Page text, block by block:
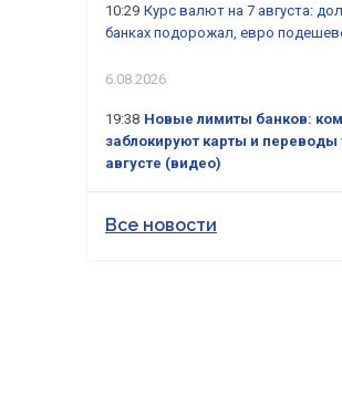
10:29 Курс валют на 7 августа:
банках подорожал, евро
6.08.2026
19:38 Новые лимиты банков:
заблокируют карты и переводы
августе (видео)
Все новости